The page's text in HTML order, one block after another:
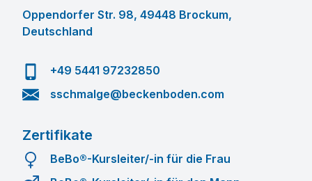
Oppendorfer Str. 98, 49448 Brockum,
Deutschland
+49 5441 97232850
sschmalge@beckenboden.com
Zertifikate
BeBo®-Kursleiter/-in für die Frau